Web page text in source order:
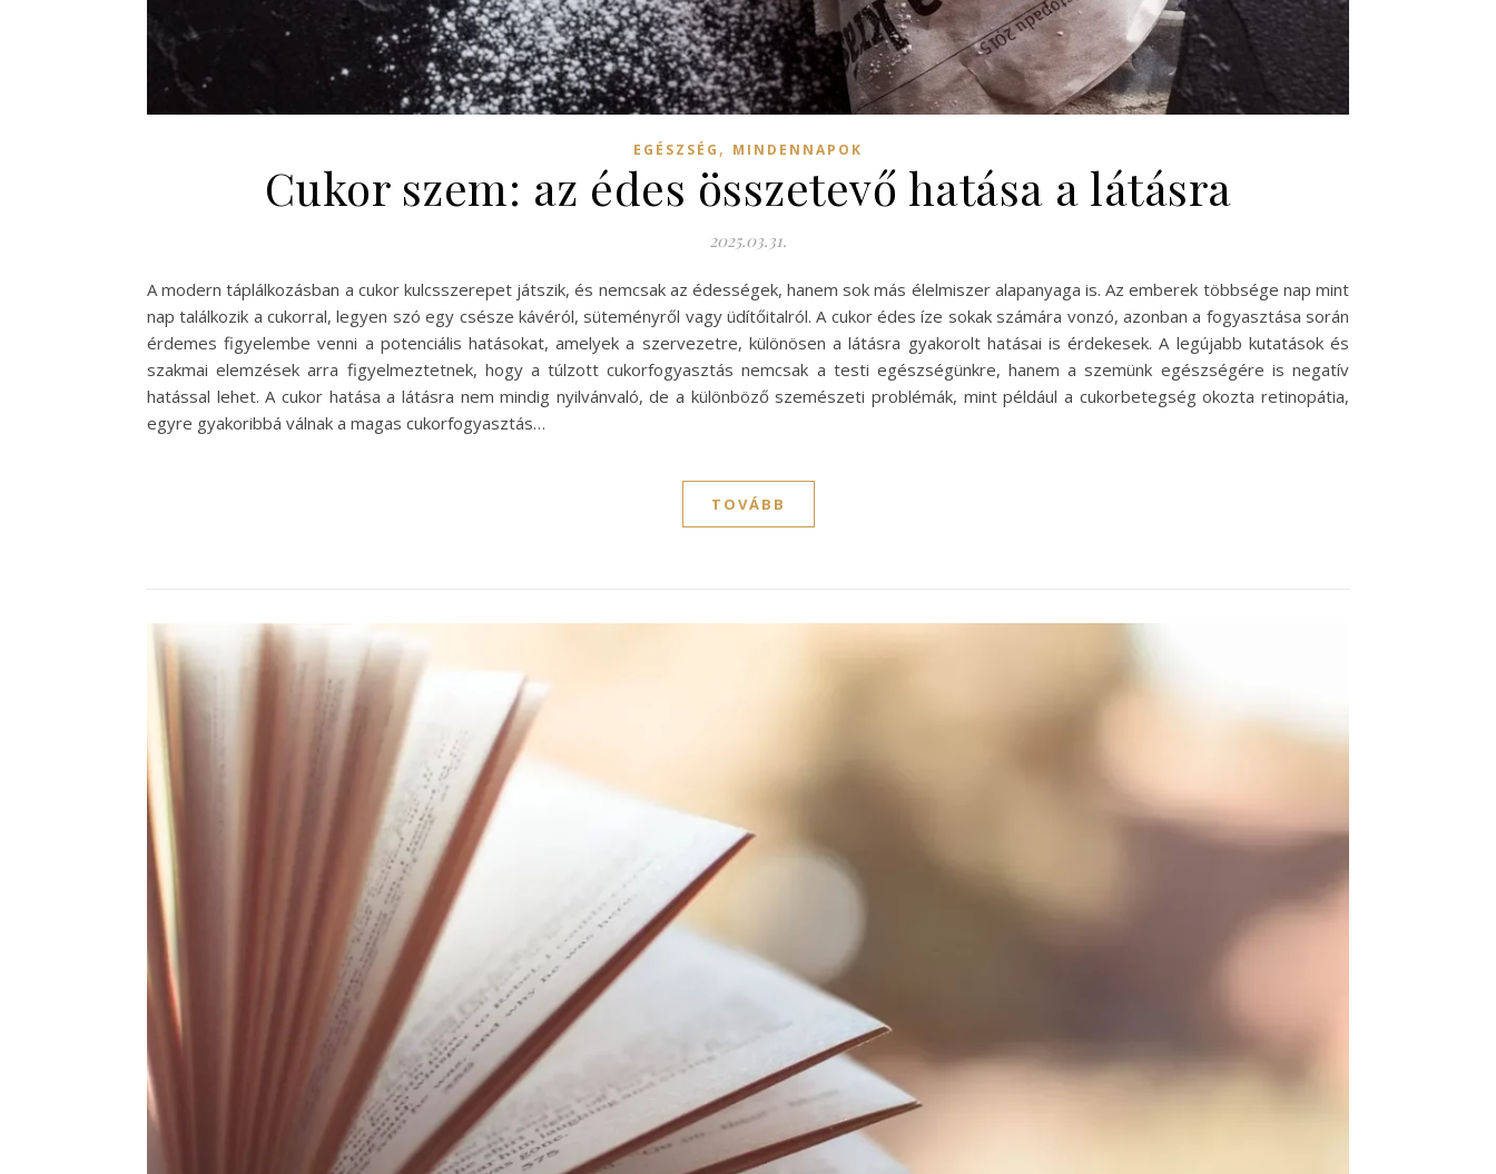
EGÉSZSÉG , MINDENNAPOK
Cukor szem: az édes összetevő hatása a látásra
2025.03.31.
A modern táplálkozásban a cukor kulcsszerepet játszik, és nemcsak az édességek, hanem sok más élelmiszer alapanyaga is. Az emberek többsége nap mint
nap találkozik a cukorral, legyen szó egy csésze kávéról, süteményről vagy üdítőitalról. A cukor édes íze sokak számára vonzó, azonban a fogyasztása során
érdemes figyelembe venni a potenciális hatásokat, amelyek a szervezetre, különösen a látásra gyakorolt hatásai is érdekesek. A legújabb kutatások és
szakmai elemzések arra figyelmeztetnek, hogy a túlzott cukorfogyasztás nemcsak a testi egészségünkre, hanem a szemünk egészségére is negatív
hatással lehet. A cukor hatása a látásra nem mindig nyilvánvaló, de a különböző szemészeti problémák, mint például a cukorbetegség okozta retinopátia,
egyre gyakoribbá válnak a magas cukorfogyasztás…
TOVÁBB